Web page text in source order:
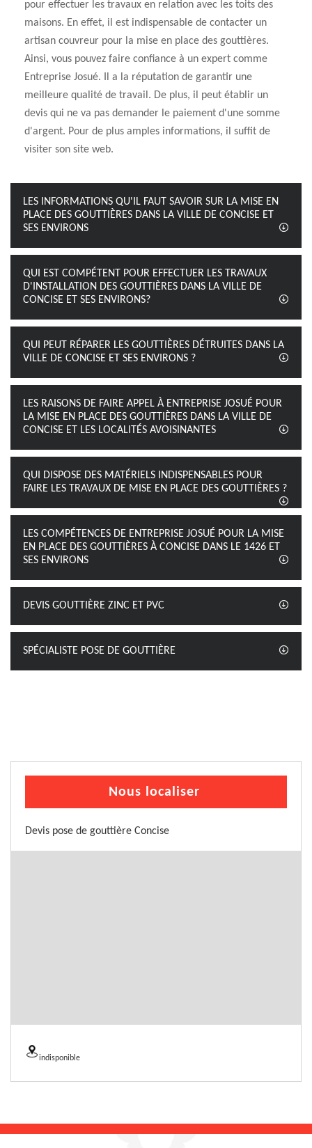
pour effectuer les travaux en relation avec les toits des
maisons. En effet, il est indispensable de contacter un
artisan couvreur pour la mise en place des gouttières.
Ainsi, vous pouvez faire confiance à un expert comme
Entreprise Josué. Il a la réputation de garantir une
meilleure qualité de travail. De plus, il peut établir un
devis qui ne va pas demander le paiement d'une somme
d'argent. Pour de plus amples informations, il suffit de
visiter son site web.
LES INFORMATIONS QU'IL FAUT SAVOIR SUR LA MISE EN
PLACE DES GOUTTIÈRES DANS LA VILLE DE CONCISE ET
SES ENVIRONS
QUI EST COMPÉTENT POUR EFFECTUER LES TRAVAUX
D'INSTALLATION DES GOUTTIÈRES DANS LA VILLE DE
CONCISE ET SES ENVIRONS?
QUI PEUT RÉPARER LES GOUTTIÈRES DÉTRUITES DANS LA
VILLE DE CONCISE ET SES ENVIRONS ?
LES RAISONS DE FAIRE APPEL À ENTREPRISE JOSUÉ POUR
LA MISE EN PLACE DES GOUTTIÈRES DANS LA VILLE DE
CONCISE ET LES LOCALITÉS AVOISINANTES
QUI DISPOSE DES MATÉRIELS INDISPENSABLES POUR
FAIRE LES TRAVAUX DE MISE EN PLACE DES GOUTTIÈRES ?
LES COMPÉTENCES DE ENTREPRISE JOSUÉ POUR LA MISE
EN PLACE DES GOUTTIÈRES À CONCISE DANS LE 1426 ET
SES ENVIRONS
DEVIS GOUTTIÈRE ZINC ET PVC
SPÉCIALISTE POSE DE GOUTTIÈRE
Nous localiser
Devis pose de gouttière Concise
indisponible